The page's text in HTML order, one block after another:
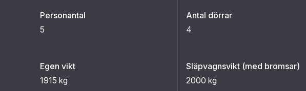
Personantal
5
Antal dörrar
4
Egen vikt
1915 kg
Släpvagnsvikt (med bromsar)
2000 kg